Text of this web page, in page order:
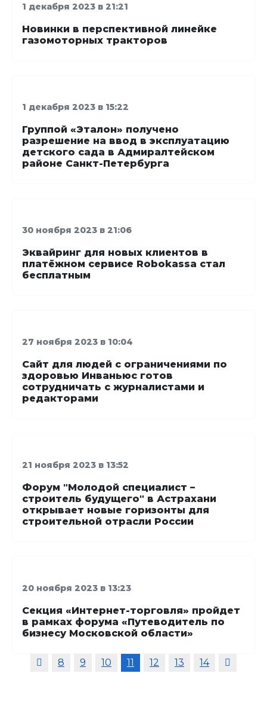
1 декабря 2023 в 21:21
Новинки в перспективной линейке
газомоторных тракторов
1 декабря 2023 в 15:22
Группой «Эталон» получено
разрешение на ввод в эксплуатацию
детского сада в Адмиралтейском
районе Санкт-Петербурга
30 ноября 2023 в 21:06
Эквайринг для новых клиентов в
платёжном сервисе Robokassa стал
бесплатным
27 ноября 2023 в 10:04
Сайт для людей с ограничениями по
здоровью Инваньюс готов
сотрудничать с журналистами и
редакторами
21 ноября 2023 в 13:52
Форум "Молодой специалист –
строитель будущего" в Астрахани
открывает новые горизонты для
строительной отрасли России
20 ноября 2023 в 13:23
Секция «Интернет-торговля» пройдет
в рамках форума «Путеводитель по
бизнесу Московской области»
8 9 10 11 12 13 14